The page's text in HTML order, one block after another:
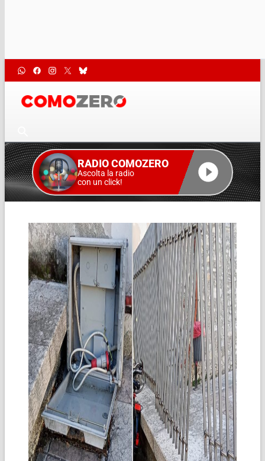
RADIO COMOZERO
Ascolta la radio
con un click!